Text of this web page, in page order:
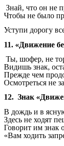
Знай, что он не
Чтобы не было
Уступи дорогу
11. «Движение
Ты, шофер, не
Видишь знак,
Прежде чем
Осмотреться не
12. Знак
В дождь и в
Здесь не ходят
Говорит им знак
«Вам ходить